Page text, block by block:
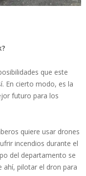
que este
En cierto modo, es la
futuro para los
quiere usar drones
incendios durante el
del departamento se
ahí, pilotar el dron para